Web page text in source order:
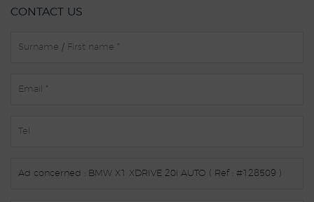
CONTACT US